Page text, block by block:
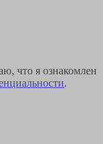
что я ознакомлен
.